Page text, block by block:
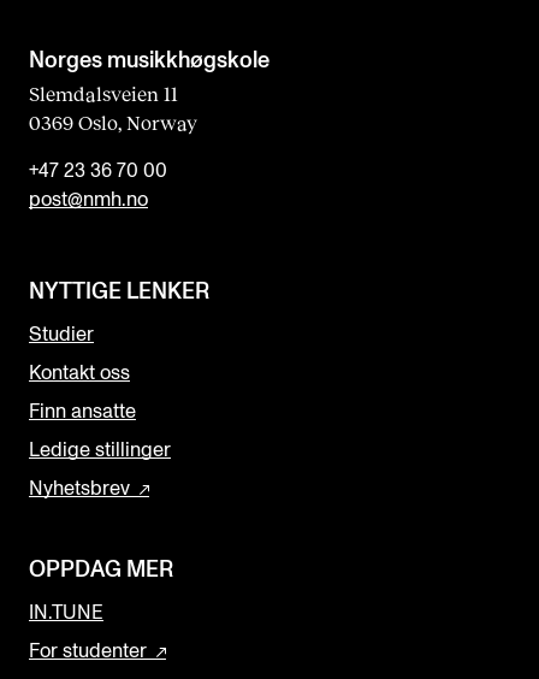
Norges musikk­høgskole
Slemdalsveien 11
0369 Oslo, Norway
+47 23 36 70 00
post@nmh.no
NYTTIGE LENKER
Studier
Kontakt oss
Finn ansatte
Ledige stillinger
Nyhetsbrev
OPPDAG MER
IN.TUNE
For studenter